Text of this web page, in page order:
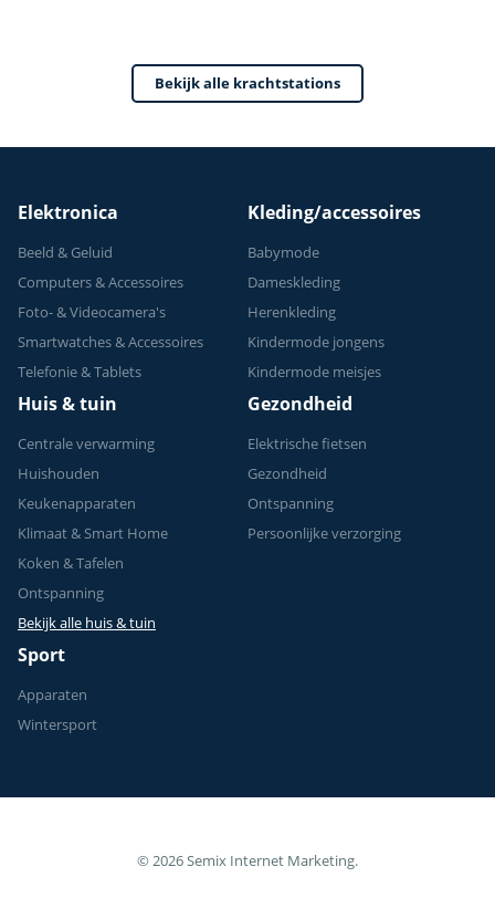
Verstelbaar -
Krachttraining - Tot
Bekijk alle krachtstations
Elektronica
Beeld & Geluid
Computers & Accessoires
Foto- & Videocamera's
Smartwatches & Accessoires
Telefonie & Tablets
Kleding/accessoires
Babymode
Dameskleding
Herenkleding
Kindermode jongens
Kindermode meisjes
Huis & tuin
Centrale verwarming
Huishouden
Keukenapparaten
Klimaat & Smart Home
Koken & Tafelen
Ontspanning
Bekijk alle huis & tuin
Gezondheid
Elektrische fietsen
Gezondheid
Ontspanning
Persoonlijke verzorging
Sport
Apparaten
Wintersport
© 2026 Semix Internet Marketing.